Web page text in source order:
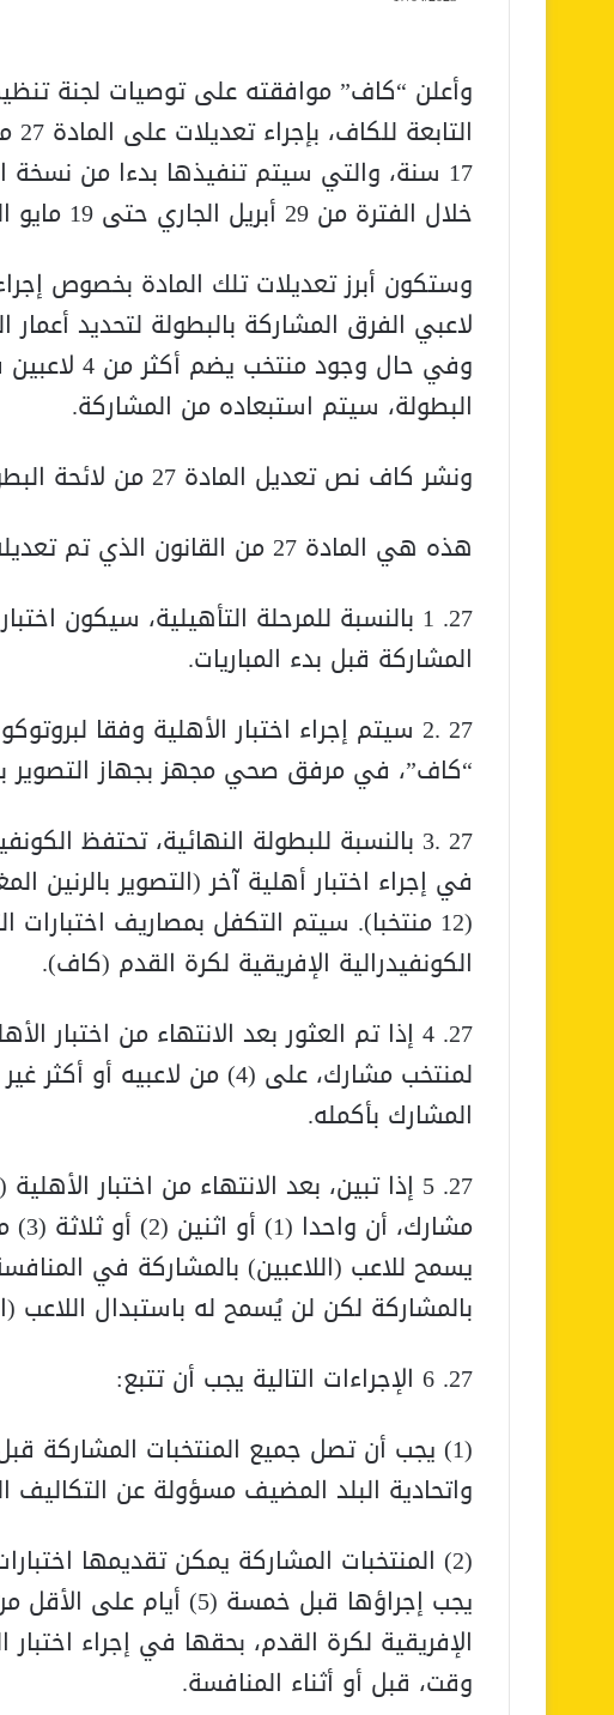
وأعلن “كاف” موافقته على توصيات لجنة
17 سنة، والتي سيتم تنفيذها بدءا من نسخة
خلال الفترة من 29 أبريل الجاري حتى 19 مايو المقبل.
وستكون أبرز تعديلات تلك المادة بخصوص
لاعبي الفرق المشاركة بالبطولة لتحديد أعمار
وفي حال
البطولة، سيتم استبعاده من المشاركة.
ونشر كاف نص تعديل المادة 27 من لائحة البطولة والتي جاءت كالتالي:
هذه هي المادة 27 من القانون الذي تم تعديله:
27. 1 بالنسبة للمرحلة التأهيلية، سيكون
المشاركة قبل بدء المباريات.
27 .2 سيتم إجراء اختبار الأهلية وفقا
“كاف”، في مرفق صحي مجهز بجهاز التصوير
27 .3 بالنسبة للبطولة النهائية، تحتفظ
في إجراء اختبار أهلية آخر (التصوير بالرنين
(12 منتخبا). سيتم التكفل بمصاريف
الكونفيدرالية الإفريقية لكرة القدم (كاف).
27. 4 إذا تم العثور بعد الانتهاء من اختبار
لمنتخب مشارك، على (4) من
المشارك بأكمله.
27. 5 إذا تبين، بعد الانتهاء من اختبار
يسمح للاعب (اللاعبين) بالمشاركة في
بالمشاركة لكن لن يُسمح له باستبدال اللاعب
27. 6 الإجراءات التالية يجب أن تتبع:
واتحادية البلد المضيف مسؤولة عن التكاليف
(2) المنتخبات المشاركة يمكن تقديمها
يجب إجراؤها قبل خمسة (5)
الإفريقية لكرة القدم، بحقها في إجراء
وقت، قبل أو أثناء المنافسة.